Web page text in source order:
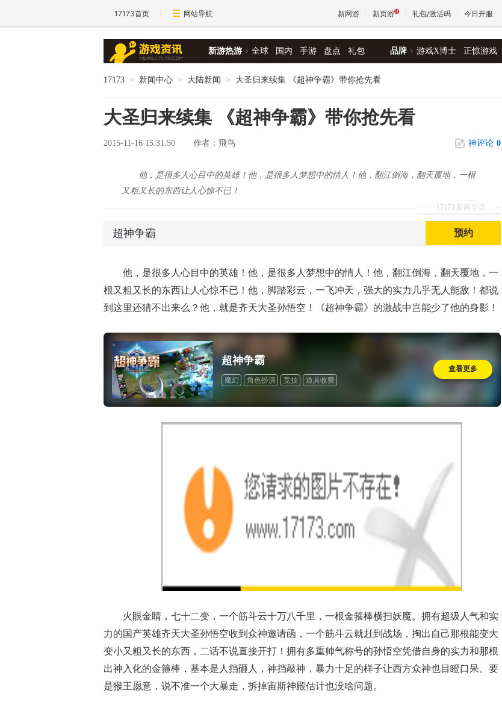
17173首页 网站导航 新网游 新页游 礼包/激活码 今日开服
新游热游 全球 国内 手游 盘点 礼包 品牌 游戏X博士 正惊游戏
17173 > 新闻中心 > 大陆新闻 > 大圣归来续集 《超神争霸》带你抢先看
大圣归来续集 《超神争霸》带你抢先看
2015-11-16 15:31:50 作者：飛鸟 神评论 0
17173 新闻导语
​他，是很多人心目中的英雄！他，是很多人梦想中的情人！他，翻江倒海，翻天覆地，一根
又粗又长的东西让人心惊不已！
超神争霸 预约
他，是很多人心目中的英雄！他，是很多人梦想中的情人！他，翻江倒海，翻天覆地，一
根又粗又长的东西让人心惊不已！他，脚踏彩云，一飞冲天，强大的实力几乎无人能敌！都说
到这里还猜不出来么？他，就是齐天大圣孙悟空！《超神争霸》的激战中岂能少了他的身影！
超神争霸
魔幻 角色扮演 竞技 道具收费
查看更多
火眼金睛，七十二变，一个筋斗云十万八千里，一根金箍棒横扫妖魔。拥有超级人气和实
力的国产英雄齐天大圣孙悟空收到众神邀请函，一个筋斗云就赶到战场，掏出自己那根能变大
变小又粗又长的东西，二话不说直接开打！拥有多重帅气称号的孙悟空凭借自身的实力和那根
出神入化的金箍棒，基本是人挡砸人，神挡敲神，暴力十足的样子让西方众神也目瞪口呆。要
是猴王愿意，说不准一个大暴走，拆掉宙斯神殿估计也没啥问题。